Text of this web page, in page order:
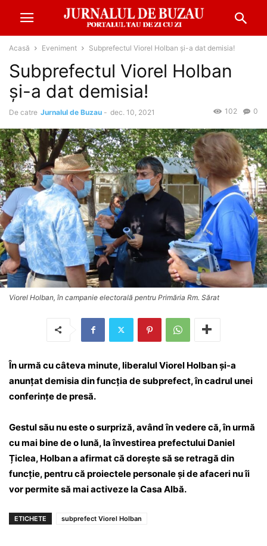
Acasă Eveniment Subprefectul Viorel Holban și-a dat demisia!
Subprefectul Viorel Holban
și-a dat demisia!
De catre Jurnalul de Buzau - dec. 10, 2021 0
102
Viorel Holban, în campanie electorală pentru Primăria Rm. Sărat
În urmă cu câteva minute, liberalul Viorel Holban și-a
anunțat demisia din funcția de subprefect, în cadrul unei
conferințe de presă.
Gestul său nu este o surpriză, având în vedere că, în urmă
cu mai bine de o lună, la învestirea prefectului Daniel
Țiclea, Holban a afirmat că dorește să se retragă din
funcție, pentru că proiectele personale și de afaceri nu îi
vor permite să mai activeze la Casa Albă.
ETICHETE subprefect Viorel Holban